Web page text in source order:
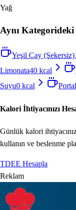
Yağ
Aynı Kategorideki
Yeşil Çay (Şekersiz)
Limonata40 kcal
Suyu0 kcal
Kalori İhtiyacınızı
Günlük kalori
kullanın ve beslenme
TDEE Hesapla
Reklam